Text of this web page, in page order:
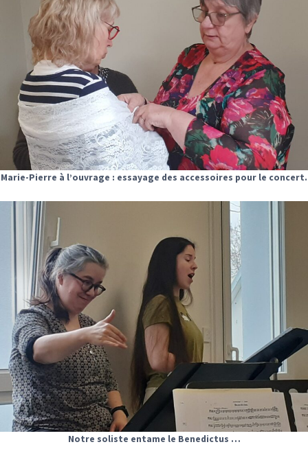
Marie-Pierre à l’ouvrage : essayage des accessoires pour le concert.
Notre soliste entame le Benedictus …